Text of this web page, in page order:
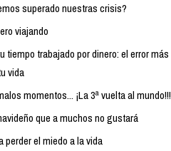
superado nuestras crisis?
viajando
tiempo trabajado por dinero: el error más
vida
momentos... ¡La 3ª vuelta al mundo!!!
que a muchos no gustará
perder el miedo a la vida